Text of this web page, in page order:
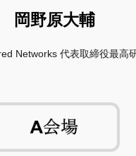
岡野原大輔
Networks 代表取締役最高